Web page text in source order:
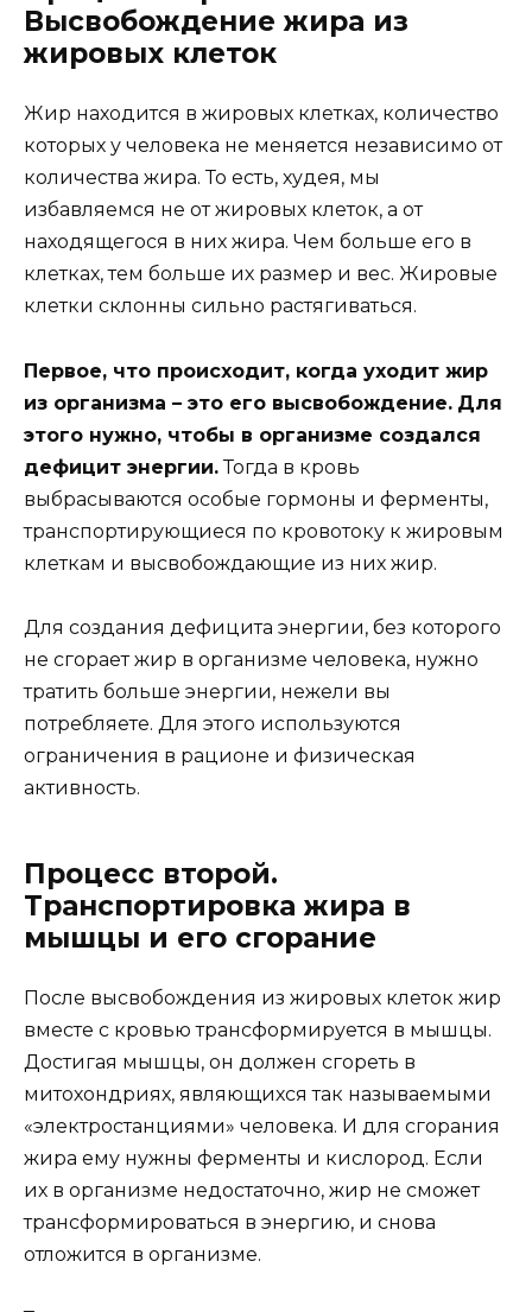
Высвобождение жира из
жировых клеток
Жир находится в жировых клетках, количество
которых у человека не меняется независимо от
количества жира. То есть, худея, мы
избавляемся не от жировых клеток, а от
находящегося в них жира. Чем больше его в
клетках, тем больше их размер и вес. Жировые
клетки склонны сильно растягиваться.
Первое, что происходит, когда уходит жир
из организма – это его высвобождение. Для
этого нужно, чтобы в организме создался
дефицит энергии.Тогда в кровь
выбрасываются особые гормоны и ферменты,
транспортирующиеся по кровотоку к жировым
клеткам и высвобождающие из них жир.
Для создания дефицита энергии, без которого
не сгорает жир в организме человека, нужно
тратить больше энергии, нежели вы
потребляете. Для этого используются
ограничения в рационе и физическая
активность.
Процесс второй.
Транспортировка жира в
мышцы и его сгорание
После высвобождения из жировых клеток жир
вместе с кровью трансформируется в мышцы.
Достигая мышцы, он должен сгореть в
митохондриях, являющихся так называемыми
«электростанциями» человека. И для сгорания
жира ему нужны ферменты и кислород. Если
их в организме недостаточно, жир не сможет
трансформироваться в энергию, и снова
отложится в организме.